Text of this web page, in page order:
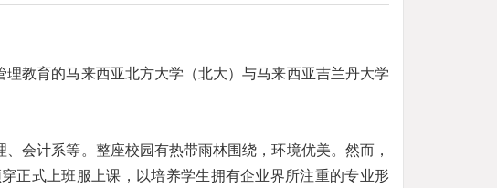
教育的马来西亚北方大学（北大）与马来西亚吉兰丹大学
会计系等。整座校园有热带雨林围绕，环境优美。然而，
正式上班服上课，以培养学生拥有企业界所注重的专业形